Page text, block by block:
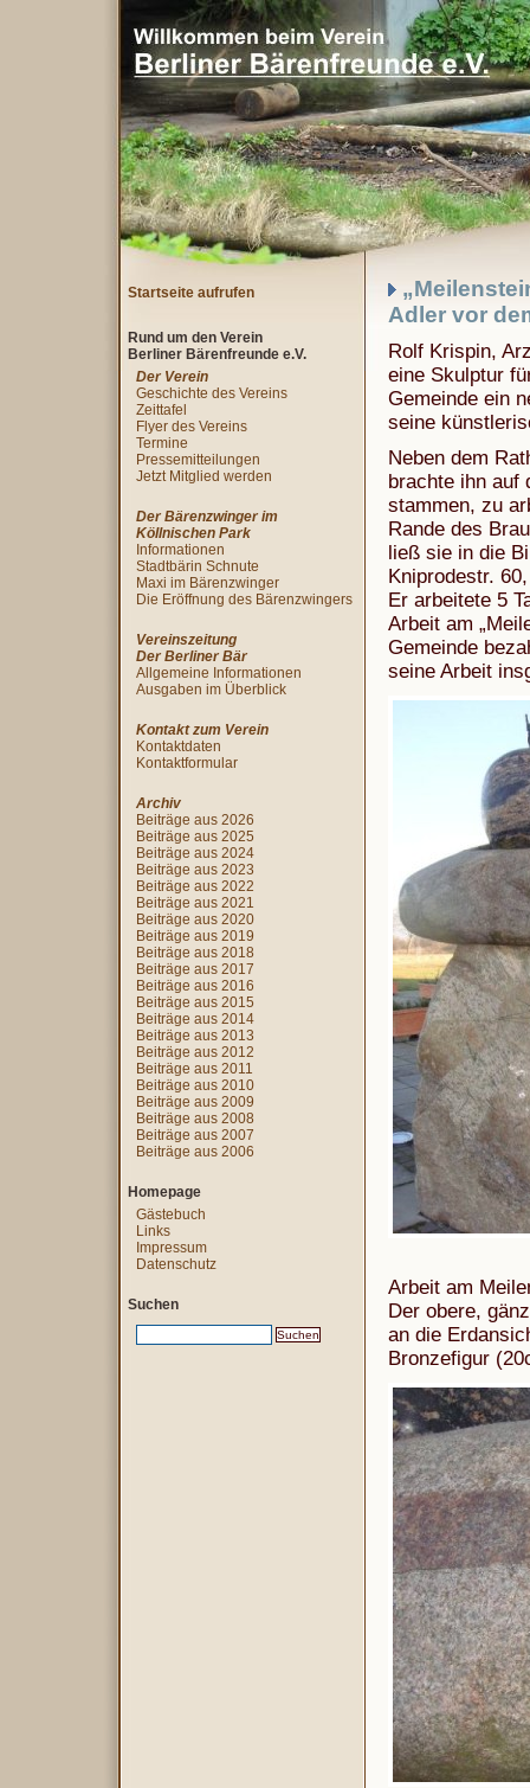
Adler vor
Rolf Krispin,
eine Skulptur
Gemeinde ein
seine
Neben dem
brachte ihn auf
stammen, zu
Rande des
ließ sie in die
Kniprodestr.
Er arbeitete 5
Arbeit am
Gemeinde
seine Arbeit
Arbeit am
Der obere,
an die
Bronzefigur
Startseite aufrufen
Rund um den Verein
Berliner Bärenfreunde e.V.
Der Verein
Geschichte des Vereins
Zeittafel
Flyer des Vereins
Termine
Pressemitteilungen
Jetzt Mitglied werden
Der Bärenzwinger im
Köllnischen Park
Informationen
Stadtbärin Schnute
Maxi im Bärenzwinger
Die Eröffnung des Bärenzwingers
Vereinszeitung
Der Berliner Bär
Allgemeine Informationen
Ausgaben im Überblick
Kontakt zum Verein
Kontaktdaten
Kontaktformular
Archiv
Beiträge aus 2026
Beiträge aus 2025
Beiträge aus 2024
Beiträge aus 2023
Beiträge aus 2022
Beiträge aus 2021
Beiträge aus 2020
Beiträge aus 2019
Beiträge aus 2018
Beiträge aus 2017
Beiträge aus 2016
Beiträge aus 2015
Beiträge aus 2014
Beiträge aus 2013
Beiträge aus 2012
Beiträge aus 2011
Beiträge aus 2010
Beiträge aus 2009
Beiträge aus 2008
Beiträge aus 2007
Beiträge aus 2006
Homepage
Gästebuch
Links
Impressum
Datenschutz
Suchen